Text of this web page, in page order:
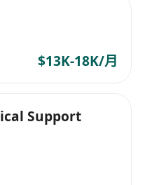
員、ACM傑出科學家
全標準工作組者優
A類論文或IETF RFC
任NSA紅隊顧問）。
$13K-18K/月
Support